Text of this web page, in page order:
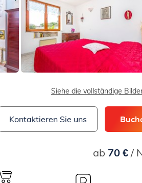
Siehe die vollständige
Kontaktieren Sie uns
ab 70 €/